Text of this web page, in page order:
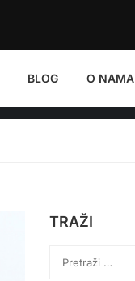
BLOG O NAMA
TRAŽI